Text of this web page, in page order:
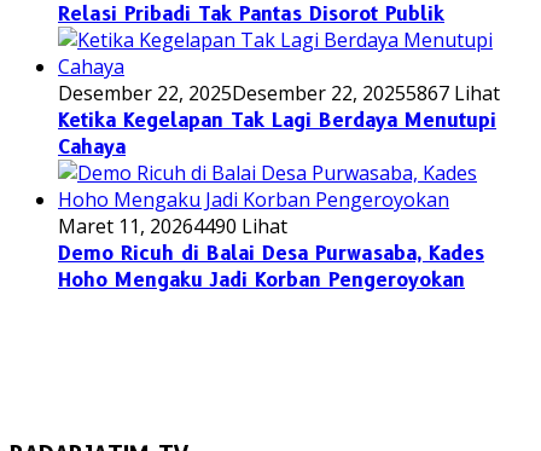
Relasi Pribadi Tak Pantas Disorot Publik
Desember 22, 2025Desember 22, 20255867 Lihat
Ketika Kegelapan Tak Lagi Berdaya Menutupi
Cahaya
Maret 11, 20264490 Lihat
Demo Ricuh di Balai Desa Purwasaba, Kades
Hoho Mengaku Jadi Korban Pengeroyokan